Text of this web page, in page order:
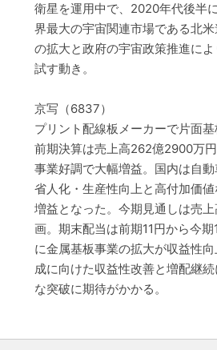
衛星を運用中で、2020年代後半
界最大の宇宙関連市場である北
の拡大と政府の宇宙政策推進に
試す動き。
京写（6837）
プリント配線板メーカーで片面基
前期決算は売上高262億2900万
事業好調で大幅増益。国内は自
省人化・生産性向上と高付加価
増益となった。今期見通しは売
画。期末配当は前期11円から今
に金属基板事業の拡大が収益性
成に向けた収益性改善と増配継
な突破に期待がかかる。